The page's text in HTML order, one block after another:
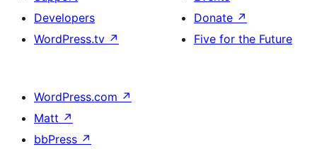
Developers
WordPress.tv ↗
Donate ↗
Five for the Future
WordPress.com ↗
Matt ↗
bbPress ↗